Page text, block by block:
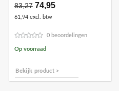
83,27 Oorspronkelijke
prijs
was:
74,95Huidige
61,94 excl. btw
0 beoordelingen
Op voorraad
Bekijk product >